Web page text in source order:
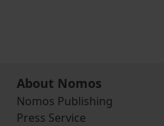
About Nomos
Nomos Publishing
Press Service